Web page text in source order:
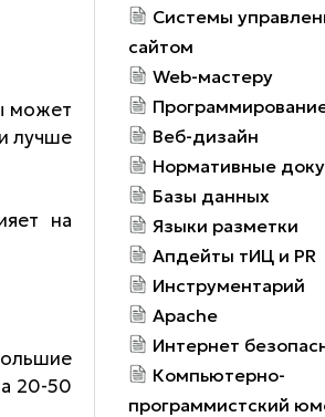
может
лучше
на
20-50
Системы
сайтом
Web-мастеру
Веб-дизайн
Нормативные
Базы данных
Языки разметки
Апдейты тИЦ и PR
Инструментарий
Apache
Интернет
Компьютерно-
программистский